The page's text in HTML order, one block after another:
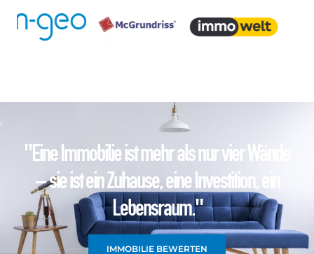
"Eine Immobilie ist mehr als nur vier Wände
– sie ist ein Zuhause, eine Investition, ein
Lebensraum."
IMMOBILIE BEWERTEN